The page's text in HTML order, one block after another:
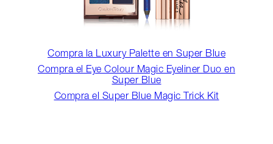
Compra la Luxury Palette en Super Blue
Compra el Eye Colour Magic Eyeliner Duo en
Super Blue
Compra el Super Blue Magic Trick Kit